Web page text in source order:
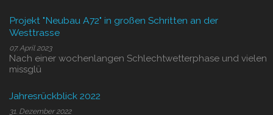
Projekt "Neubau A72" in großen Schritten an der
Westtrasse
07. April 2023
Nach einer wochenlangen Schlechtwetterphase und vielen
missglü
Jahresrückblick 2022
31. Dezember 2022